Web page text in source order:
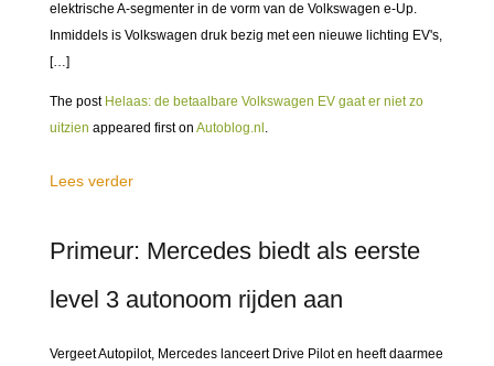
elektrische A-segmenter in de vorm van de Volkswagen e-Up.
Inmiddels is Volkswagen druk bezig met een nieuwe lichting EV's,
[…]
The post Helaas: de betaalbare Volkswagen EV gaat er niet zo
uitzien appeared first on Autoblog.nl .
Lees verder
Primeur: Mercedes biedt als eerste
level 3 autonoom rijden aan
Vergeet Autopilot, Mercedes lanceert Drive Pilot en heeft daarmee